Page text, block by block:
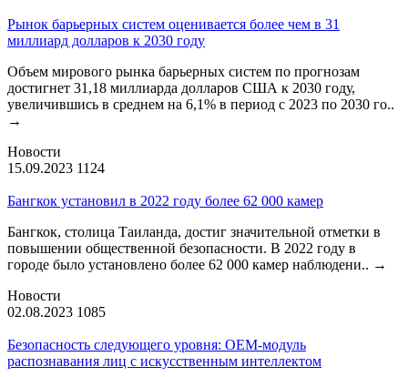
Рынок барьерных систем оценивается более чем в 31
миллиард долларов к 2030 году
Объем мирового рынка барьерных систем по прогнозам
достигнет 31,18 миллиарда долларов США к 2030 году,
увеличившись в среднем на 6,1% в период с 2023 по 2030 го..
→
Новости
15.09.2023 1124
Бангкок установил в 2022 году более 62 000 камер
Бангкок, столица Таиланда, достиг значительной отметки в
повышении общественной безопасности. В 2022 году в
городе было установлено более 62 000 камер наблюдени.. →
Новости
02.08.2023 1085
Безопасность следующего уровня: OEM-модуль
распознавания лиц с искусственным интеллектом